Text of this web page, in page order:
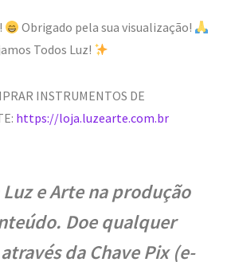
Obrigado pela sua visualização!
Todos Luz!
INSTRUMENTOS DE
https://loja.luzearte.com.br
e Arte na produção
Doe qualquer
da Chave Pix (e-